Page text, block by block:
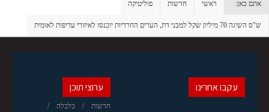
אתם כאן: ראשי חדשות פוליטיקה
ש"ס השיגה 70 מיליון שקל למבני דת, הערים החרדיות יוכנסו לאיזורי עדיפות לאומית
ערוצי תוכן
חדשות כלכלה
עקבו אחרינו